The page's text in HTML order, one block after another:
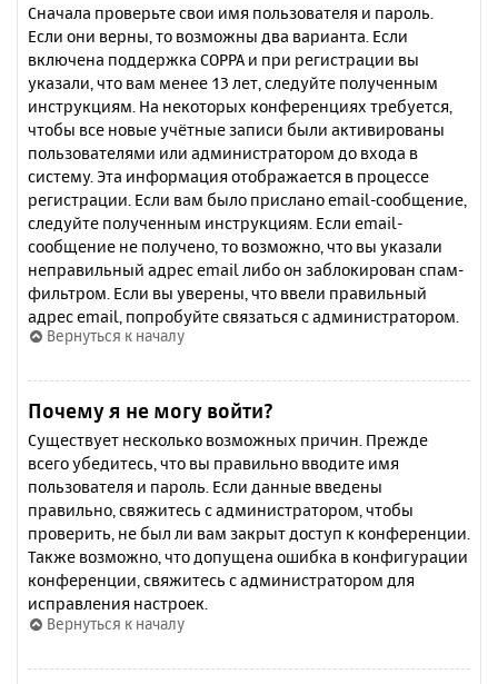
Сначала проверьте свои имя пользователя и пароль.
Если они верны, то возможны два варианта. Если
включена поддержка COPPA и при регистрации вы
указали, что вам менее 13 лет, следуйте полученным
инструкциям. На некоторых конференциях требуется,
чтобы все новые учётные записи были активированы
пользователями или администратором до входа в
систему. Эта информация отображается в процессе
регистрации. Если вам было прислано email-сообщение,
следуйте полученным инструкциям. Если email-
сообщение не получено, то возможно, что вы указали
неправильный адрес email либо он заблокирован спам-
фильтром. Если вы уверены, что ввели правильный
адрес email, попробуйте связаться с администратором.
Вернуться к началу
Почему я не могу войти?
Существует несколько возможных причин. Прежде
всего убедитесь, что вы правильно вводите имя
пользователя и пароль. Если данные введены
правильно, свяжитесь с администратором, чтобы
проверить, не был ли вам закрыт доступ к конференции.
Также возможно, что допущена ошибка в конфигурации
конференции, свяжитесь с администратором для
исправления настроек.
Вернуться к началу